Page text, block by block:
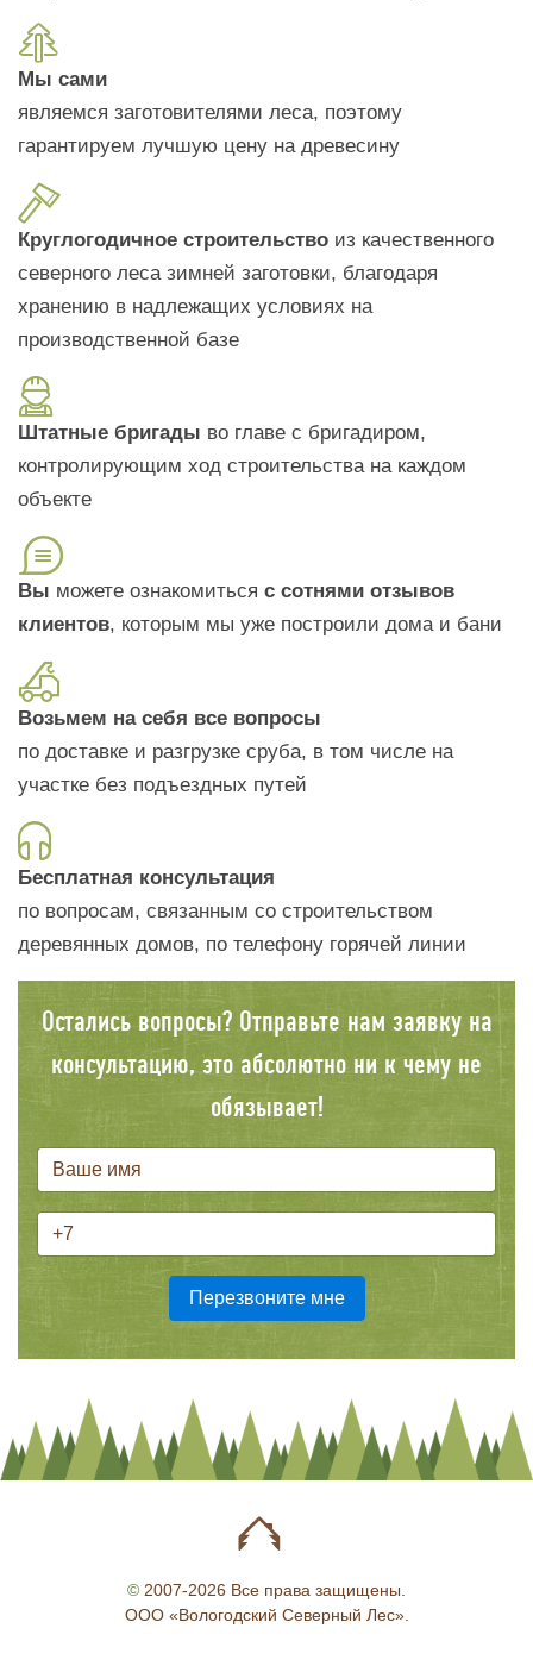
Мы сами
являемся заготовителями леса, поэтому
гарантируем лучшую цену на древесину
Круглогодичное строительство из качественного
северного леса зимней заготовки, благодаря
хранению в надлежащих условиях на
производственной базе
Штатные бригады во главе с бригадиром,
контролирующим ход строительства на каждом
объекте
Вы можете ознакомиться с сотнями отзывов
клиентов, которым мы уже построили дома и бани
Возьмем на себя все вопросы
по доставке и разгрузке сруба, в том числе на
участке без подъездных путей
Бесплатная консультация
по вопросам, связанным со строительством
деревянных домов, по телефону горячей линии
Остались вопросы? Отправьте нам заявку на
консультацию, это абсолютно ни к чему не
обязывает!
© 2007-2026 Все права защищены.
ООО «Вологодский Северный Лес».